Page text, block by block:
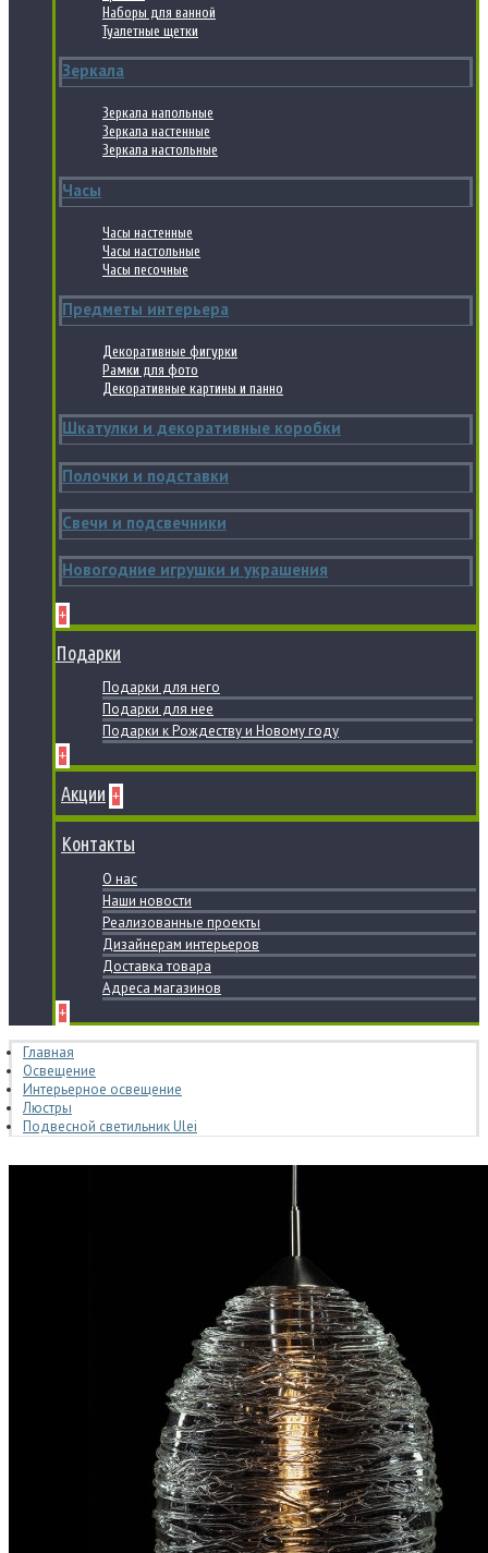
Наборы для ванной
Туалетные щетки
Зеркала
Зеркала напольные
Зеркала настенные
Зеркала настольные
Часы
Часы настенные
Часы настольные
Часы песочные
Предметы интерьера
Декоративные фигурки
Рамки для фото
Декоративные картины и панно
Шкатулки и декоративные коробки
Полочки и подставки
Свечи и подсвечники
Новогодние игрушки и украшения
+
Подарки
Подарки для него
Подарки для нее
Подарки к Рождеству и Новому году
+
Акции +
Контакты
О нас
Наши новости
Реализованные проекты
Дизайнерам интерьеров
Доставка товара
Адреса магазинов
+
Главная
Освещение
Интерьерное освещение
Люстры
Подвесной светильник Ulei